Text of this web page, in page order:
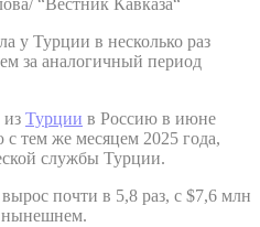
“Вестник Кавказа“
у Турции в несколько раз
за аналогичный период
Турции в Россию в июне
тем же месяцем 2025 года,
службы Турции.
почти в 5,8 раз, с $7,6 млн
нынешнем.